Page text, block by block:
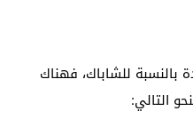
للشاباك، فهناك
التالي: